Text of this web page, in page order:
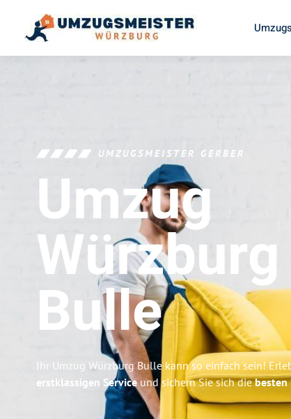
UMZUGSMEISTER GERBER
Umzug
Würzburg
Bulle
Ihr Umzug Würzburg Bulle kann so einfach sein!
erstklassigen Serviceund sichern Sie sich diebesten